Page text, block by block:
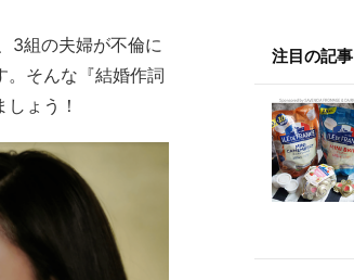
3組の夫婦が不倫に
。そんな『結婚作詞
ょう！
注目の記事